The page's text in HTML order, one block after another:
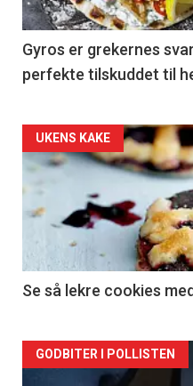
Gyros er grekernes
perfekte tilskuddet til
Forsiden
akkurat
nå
2
UKENS KAKE
Se så lekre cookies
Forsiden
GODBITER I POLLISTEN